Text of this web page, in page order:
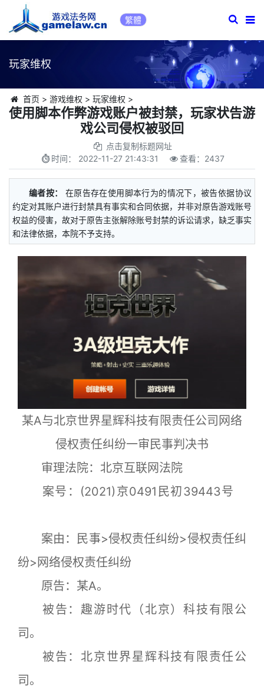
繁體
玩家维权
首页 > 游戏维权 > 玩家维权 >
使用脚本作弊游戏账户被封禁，玩家状告游
戏公司侵权被驳回
点击复制标题网址
时间： 2022-11-27 21:43:31 查看： 2437
编者按：
在原告存在使用脚本行为的情况下，被告依据协议
约定对其账户进行封禁具有事实和合同依据，并非对原告游戏账号
权益的侵害，故对于原告主张解除账号封禁的诉讼请求，缺乏事实
和法律依据，本院不予支持。
某A与北京世界星辉科技有限责任公司网络
侵权责任纠纷一审民事判决书
审理法院：北京互联网法院
案号：(2021)京0491民初39443号
案由：民事>侵权责任纠纷>侵权责任纠
纷>网络侵权责任纠纷
原告：某A。
被告：趣游时代（北京）科技有限公
司。
被告：北京世界星辉科技有限责任公
司。